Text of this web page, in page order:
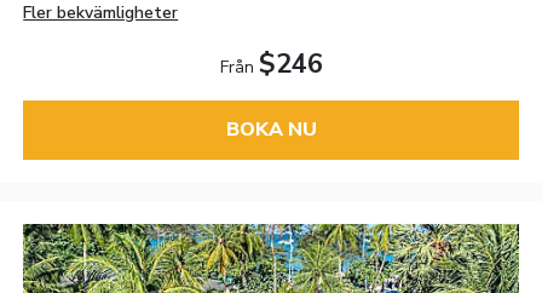
Fler bekvämligheter
Från $246
BOKA NU